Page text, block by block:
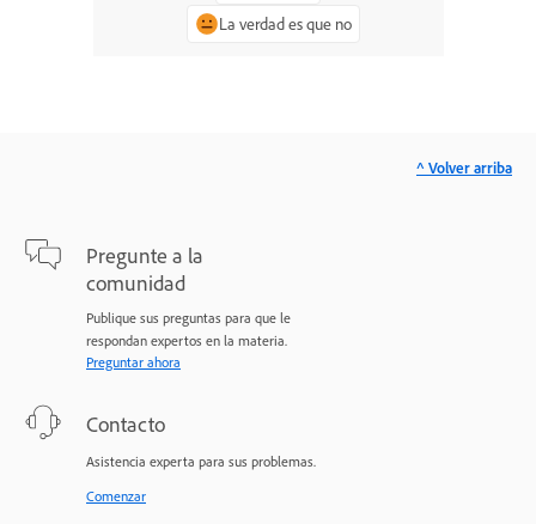
La verdad es que no
Pregunte a la
comunidad
Publique sus preguntas para que le
respondan expertos en la materia.
Preguntar ahora
Contacto
Asistencia experta para sus problemas.
Comenzar
^ Volver arriba